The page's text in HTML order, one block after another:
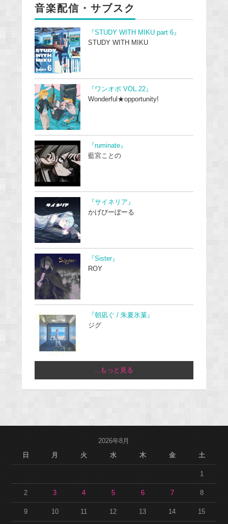
音楽配信・サブスク
『STUDY WITH MIKU part 6』
STUDY WITH MIKU
『ワンオポ VOL.22』
Wonderful★opportunity!
『ruminate』
藍宮ことの
『サイネリア』
かげぴーぼーる
『Sister』
ROY
『朝凪ぐ / 朱夏氷菓』
ジグ
...もっと見る
2026年8月
日
月 火 水 木 金 土
1
2 3 4 5 6 7 8
9 10 11 12 13 14 15